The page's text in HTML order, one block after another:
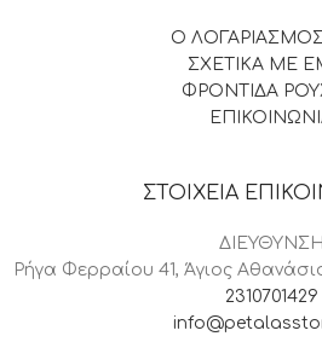
Ο
ΣΧΕΤΙΚΑ ΜΕ
ΦΡΟΝΤΙΔΑ
ΣΤΟΙΧΕΙΑ
ΔΙΕΥΘΥΝΣΗ
Ρήγα Φερραίου 41, Άγιος
2310701429